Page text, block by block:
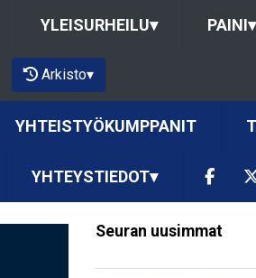
YLEISURHEILU▾ PAINI▾
Arkisto▾
YHTEISTYÖKUMPPANIT
YHTEYSTIEDOT▾
Seuran uusimmat